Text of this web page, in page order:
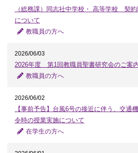
（総務課）同志社中学校・ 高等学校 契
について
教職員の方へ
2026/06/03
2026年度 第1回教職員聖書研究会のご案
教職員の方へ
2026/06/02
【事前予告】台風6号の接近に伴う、交通
令時の授業実施について
在学生の方へ